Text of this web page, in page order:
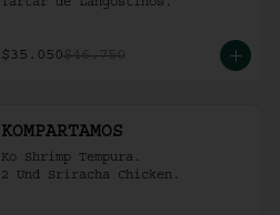
Tartar de Langostinos.
$35.050$46.750
KOMPARTAMOS
Ko Shrimp Tempura.
2 Und Sriracha Chicken.